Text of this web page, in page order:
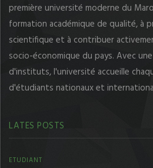
première université moderne du
formation académique de qualité, à
scientifique et à contribuer
socio-économique du pays. Avec
d'instituts, l'université accueille
d'étudiants nationaux et
LATES POSTS
ETUDIANT